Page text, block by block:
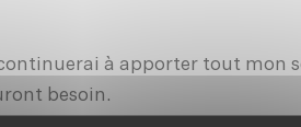
à apporter tout mon
besoin.